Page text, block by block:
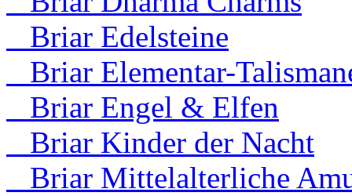
Briar Edelsteine
Briar Elementar-
Briar Engel & Elfen
Briar Kinder der Nacht
Briar Mittelalterliche